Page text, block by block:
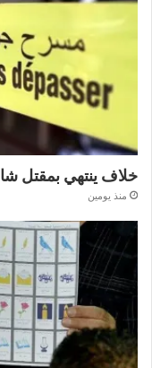
خلاف ينتهي بمقتل
منذ يومين